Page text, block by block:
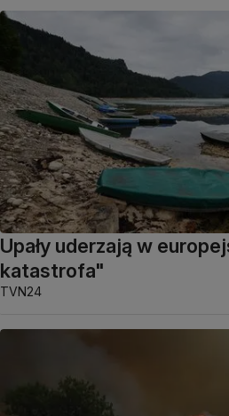
Upały uderzają w
katastrofa"
TVN24